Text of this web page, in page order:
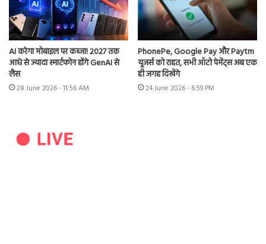
AI करेगा मोबाइल पर कब्जा! 2027 तक
आधे से ज्यादा स्मार्टफोन होंगे GenAI से
लैस
28 June 2026 - 11:56 AM
PhonePe, Google Pay और Paytm
यूजर्स को राहत, सभी ऑटो पेमेंट्स अब एक
ही जगह दिखेंगे
24 June 2026 - 6:59 PM